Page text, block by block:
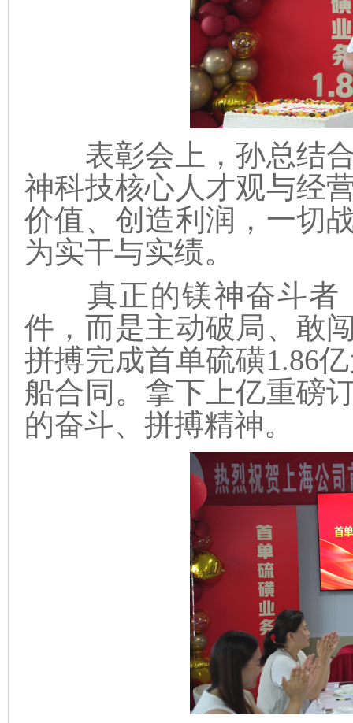
表彰会上，孙总结合
神科技核心人才观与经
价值、创造利润，一切
为实干与实绩。
真正的镁神奋斗者
件，而是主动破局、敢
拼搏完成首单硫磺1.86
船合同。拿下上亿重磅
的奋斗、拼搏精神。